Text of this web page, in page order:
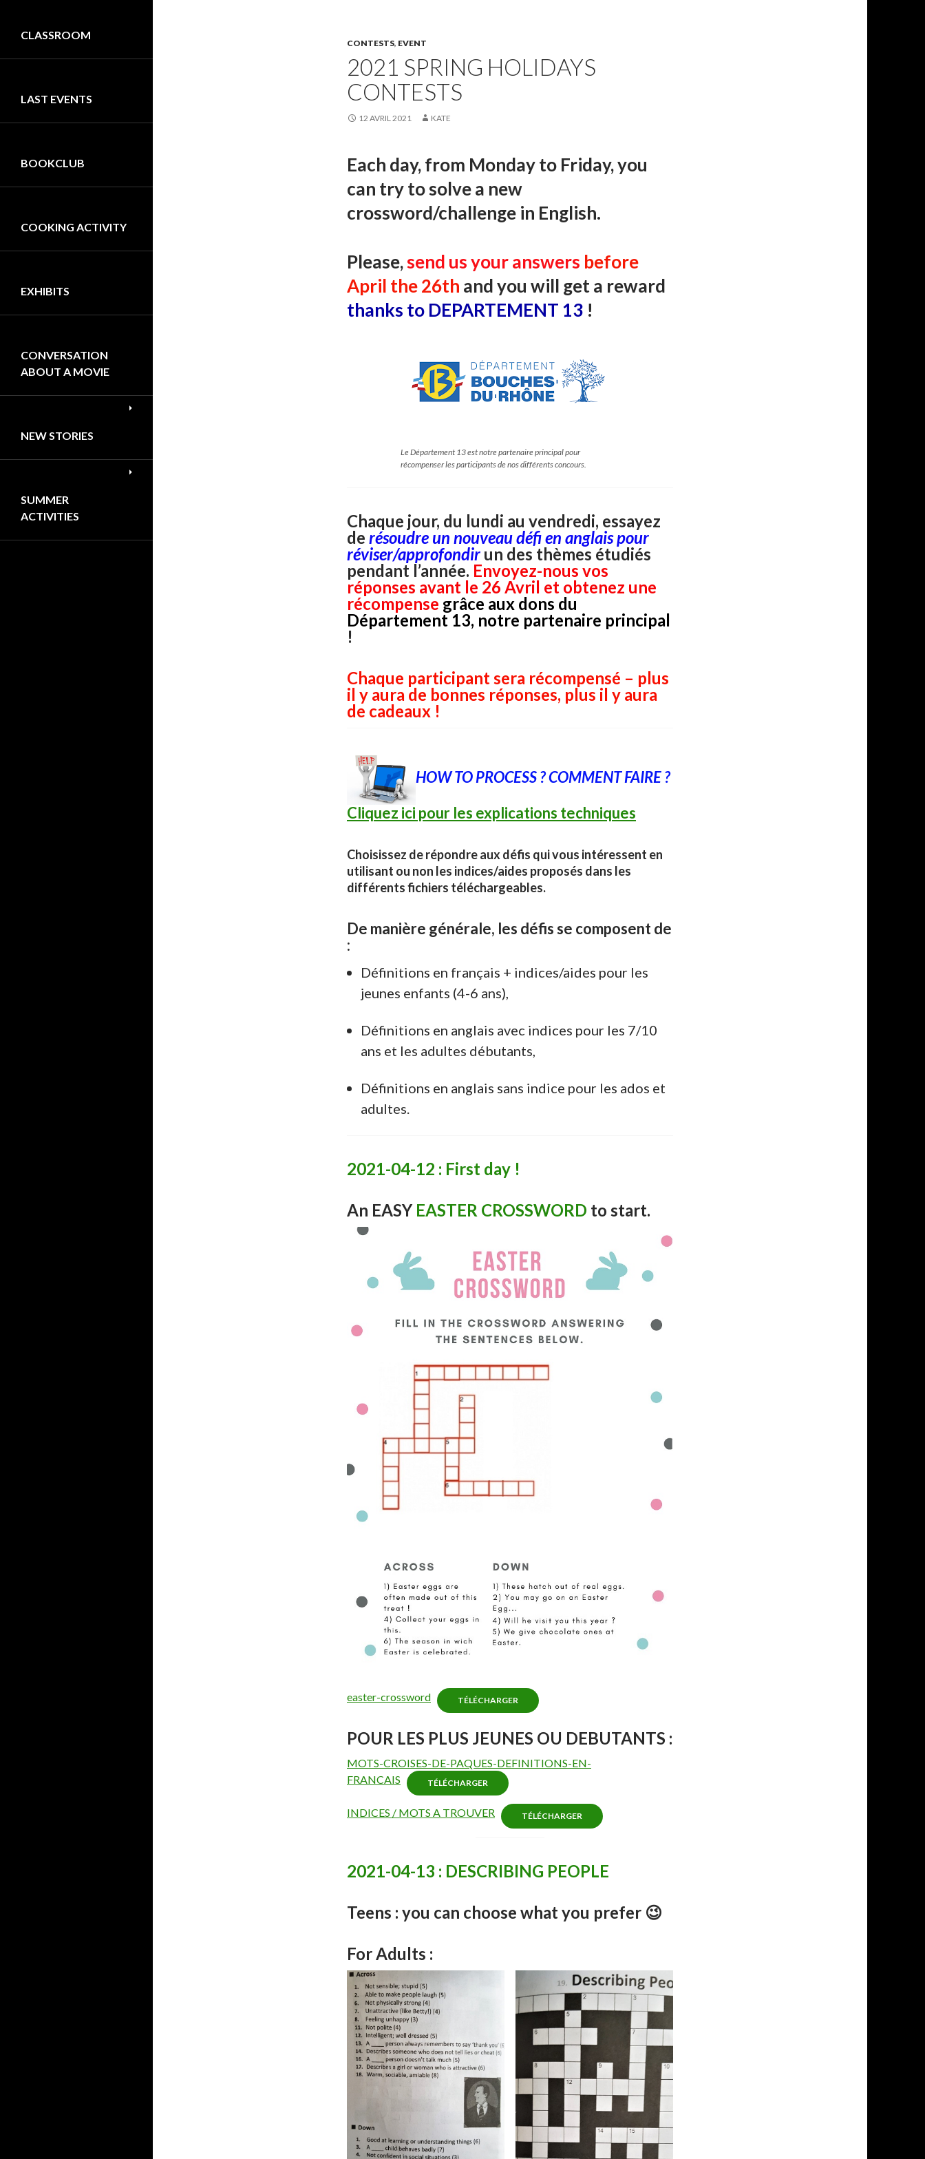
CONTESTS, EVENT
2021 SPRING HOLIDAYS
CONTESTS
12 AVRIL 2021 KATE
Each day, from Monday to Friday, you
can try to solve a new
crossword/challenge in English.
Please,send us your answers before
April the 26th and you will get a reward
thanks to DEPARTEMENT 13 !
Le Département 13 est notre partenaire principal pour
récompenser les participants de nos différents concours.
Chaque jour, du lundi au vendredi, essayez
de résoudre un nouveau défi en anglais pour
réviser/approfondir un des thèmes étudiés
pendant l’année. Envoyez-nous vos
réponses avant le 26 Avril et obtenez une
récompense grâce aux dons du
Département 13, notre partenaire principal
!
Chaque participant sera récompensé – plus
il y aura de bonnes réponses, plus il y aura
de cadeaux !
HOW TO PROCESS ? COMMENT FAIRE ?
Cliquez ici pour les explications techniques
Choisissez de répondre aux défis qui vous intéressent en
utilisant ou non les indices/aides proposés dans les
différents fichiers téléchargeables.
De manière générale, les défis se composent de
:
Définitions en français + indices/aides pour les
jeunes enfants (4-6 ans),
Définitions en anglais avec indices pour les 7/10
ans et les adultes débutants,
Définitions en anglais sans indice pour les ados et
adultes.
2021-04-12 : First day !
An EASY EASTER CROSSWORD to start.
easter-crossword TÉLÉCHARGER
POUR LES PLUS JEUNES OU DEBUTANTS :
MOTS-CROISES-DE-PAQUES-DEFINITIONS-EN-
FRANCAIS
TÉLÉCHARGER
INDICES / MOTS A TROUVER TÉLÉCHARGER
2021-04-13 : DESCRIBING PEOPLE
Teens : you can choose what you prefer 😉
For Adults :
CLASSROOM
LAST EVENTS
BOOKCLUB
COOKING ACTIVITY
EXHIBITS
CONVERSATION
ABOUT A MOVIE
NEW STORIES
SUMMER
ACTIVITIES